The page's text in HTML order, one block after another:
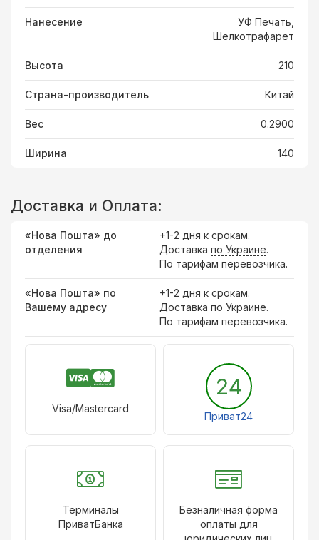
Нанесение
УФ Печать,
Шелкотрафарет
Высота 210
Страна-производитель Китай
Вес 0.2900
Ширина 140
Доставка и Оплата:
«Нова Пошта» до
отделения
+1-2 дня к срокам.
Доставка по Украине.
По тарифам перевозчика.
«Нова Пошта» по
Вашему адресу
+1-2 дня к срокам.
Доставка по Украине.
По тарифам перевозчика.
Visa/Mastercard
24
Приват24
Терминалы
ПриватБанка
Безналичная форма
оплаты для